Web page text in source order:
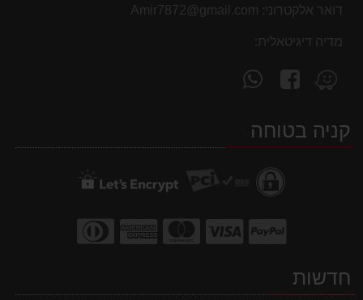
דואר אלקטרוני: Amir7872@gmail.com
מדיה דיגיטאלית:
מצא
אותנו
Waze
עקוב
אחרינו
facebookקניה בטוחה
חדשות